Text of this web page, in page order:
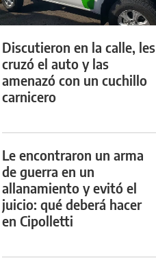
Discutieron en la calle, les
cruzó el auto y las
amenazó con un cuchillo
carnicero
Le encontraron un arma
de guerra en un
allanamiento y evitó el
juicio: qué deberá hacer
en Cipolletti